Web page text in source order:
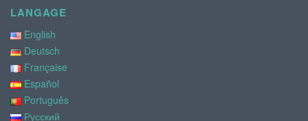
LANGAGE
English
Deutsch
Française
Español
Português
Русский